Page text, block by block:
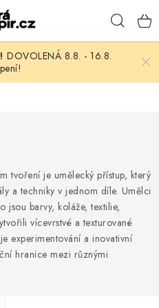
DOVOLENÁ 8.8. - 16.8.
tvoření je umělecký přístup, který
a techniky v jednom díle. Umělci
jsou barvy, koláže, textilie,
vícevrstvé a texturované
experimentování a inovativní
hranice mezi různými